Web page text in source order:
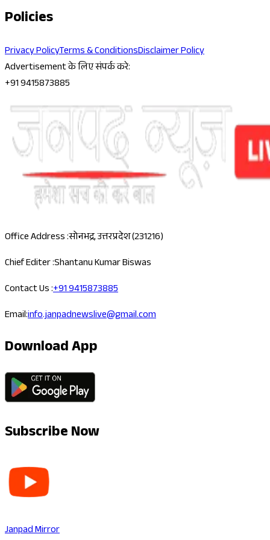
Policies
Privacy PolicyTerms & ConditionsDisclaimer Policy
Advertisement के लिए संपर्क करे:
+91 9415873885
Office Address :सोनभद्र, उत्तरप्रदेश (231216)
Chief Editer :Shantanu Kumar Biswas
Contact Us :+91 9415873885
Email:info.janpadnewslive@gmail.com
Download App
Subscribe Now
Janpad Mirror